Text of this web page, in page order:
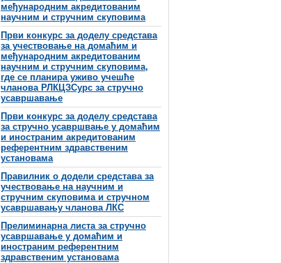
међународним акредитованим
научним и стручним скуповима
Први конкурс за доделу средстава
за учествовање на домаћим и
међународним акредитованим
научним и стручним скуповима,
где се планира уживо учешће
чланова РЛКЦЗСурс за стручно
усавршавање
Први конкурс за доделу средстава
за стручно усавршвање у домаћим
и иностраним акредитованим
референтним здравственим
установама
Правилник о додели средстава за
учествовање на научним и
стручним скуповима и стручном
усавршавању чланова ЛКС
Прелиминарна листа за стручно
усавршавање у домаћим и
иностраним референтним
здравственим установама